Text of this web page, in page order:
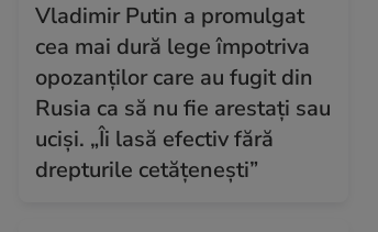
Vladimir Putin a promulgat
cea mai dură lege împotriva
opozanților care au fugit din
Rusia ca să nu fie arestați sau
uciși. „Îi lasă efectiv fără
drepturile cetățenești”